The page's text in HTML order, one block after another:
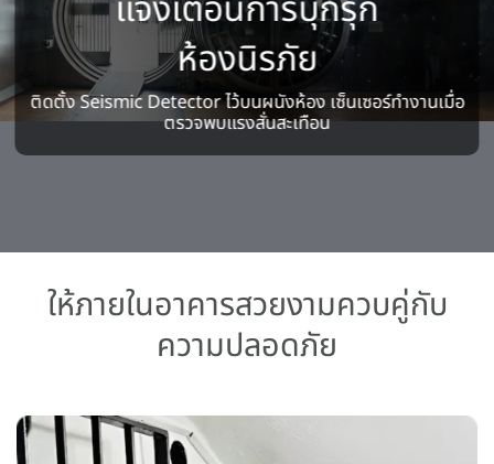
ห้องนิรภัย
ติดตั้ง Seismic Detector ไว้บนผนังห้อง เซ็นเซอร์ทำงานเมื่อ
ตรวจพบแรงสั่นสะเทือน
ให้ภายในอาคารสวยงามควบคู่กับ
ความปลอดภัย